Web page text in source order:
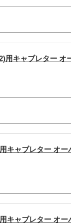
キャブレター オ
ャブレター オー
ャブレター オー